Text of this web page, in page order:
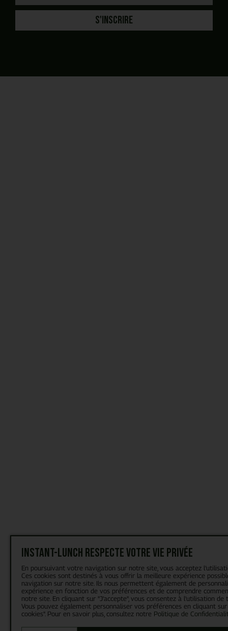
Instant-Lunch respecte votre vie privée
En poursuivant votre navigation sur notre site, vous acceptez
Ces cookies sont destinés à vous offrir la meilleure expérience
navigation sur notre site. Ils nous permettent également de
expérience en fonction de vos préférences et de comprendre
notre site. En cliquant sur "J’accepte", vous consentez à l'utilisation de
Vous pouvez également personnaliser vos préférences en cliquant
cookies". Pour en savoir plus, consultez notre Politique de
S'INSCRIRE